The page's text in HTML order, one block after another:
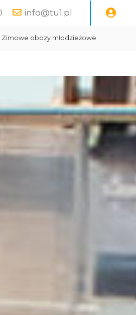
info@tu1.pl
Zimowe obozy młodzieżowe